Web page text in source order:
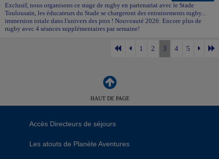
Exclusif, nous organisons ce stage de rugby en partenariat avec le Stade
Toulousain, les éducateurs du Stade se chargeront des entrainements rugby...
immersion totale dans l'univers des pros ! Nouveauté 2026: Encore plus de
rugby avec 4 séances supplémentaires par semaine!
1 2 3 4 5
HAUT DE PAGE
Accès Directeurs de séjours
Les atouts de Planète Aventures